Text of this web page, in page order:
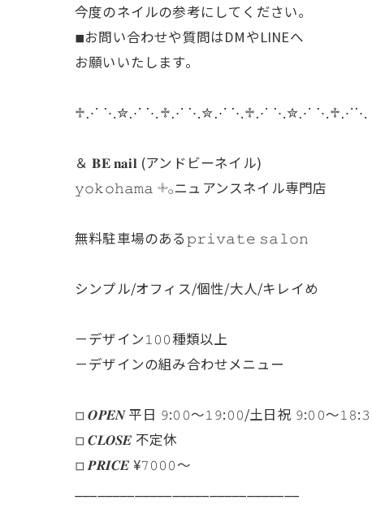
今度のネイルの参考にしてください。
◾︎お問い合わせや質問はDMやLINEへ
お願いいたします。
♱⋰ ⋱✮⋰ ⋱♱⋰ ⋱✮⋰ ⋱♱⋰ ⋱✮⋰ ⋱♱⋰⋱
＆ 𝐁𝐄 𝐧𝐚𝐢𝐥 (アンドビーネイル)
𝚢𝚘𝚔𝚘𝚑𝚊𝚖𝚊 𓇬𓂂ニュアンスネイル専門店
無料駐車場のある𝚙𝚛𝚒𝚟𝚊𝚝𝚎 𝚜𝚊𝚕𝚘𝚗
シンプル/オフィス/個性/大人/キレイめ
－デザイン𝟷𝟶𝟶種類以上
－デザインの組み合わせメニュー
◽︎ 𝑶𝑷𝑬𝑵 平日 𝟿:𝟶𝟶～𝟷𝟿:𝟶𝟶/土日祝 𝟿:𝟶𝟶～
◽︎ 𝑪𝑳𝑶𝑺𝑬 不定休
◽︎ 𝑷𝑹𝑰𝑪𝑬 ¥𝟽𝟶𝟶𝟶～